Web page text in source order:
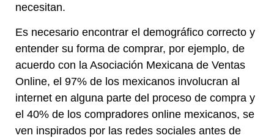
necesitan.
Es necesario encontrar el demográfico correcto y
entender su forma de comprar, por ejemplo, de
acuerdo con la Asociación Mexicana de Ventas
Online, el 97% de los mexicanos involucran al
internet en alguna parte del proceso de compra y
el 40% de los compradores online mexicanos, se
ven inspirados por las redes sociales antes de